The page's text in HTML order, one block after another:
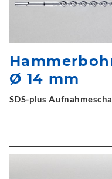
Ø 14 mm
SDS-plus